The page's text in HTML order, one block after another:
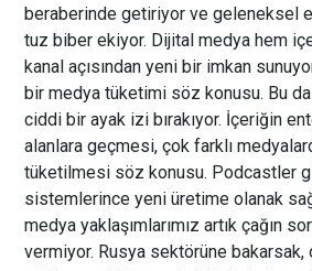
beraberinde getiriyor ve geleneksel
tuz biber ekiyor. Dijital medya hem
kanal açısından yeni bir imkan
bir medya tüketimi söz konusu. Bu
ciddi bir ayak izi bırakıyor. İçeriğin
alanlara geçmesi, çok farklı
tüketilmesi söz konusu. Podcastler
sistemlerince yeni üretime olanak
medya yaklaşımlarımız artık çağın
vermiyor. Rusya sektörüne